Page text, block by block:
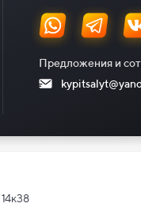
Предложения и